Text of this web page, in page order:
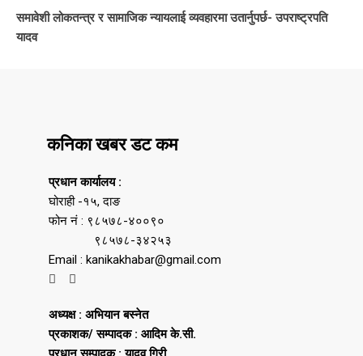
समावेशी लोकतन्त्र र सामाजिक न्यायलाई व्यवहारमा उतार्नुपर्छ- उपराष्ट्रपति
यादव
कनिका खबर डट कम
प्रधान कार्यालय :
घोराही -१५, दाङ
फोन नं : ९८५७८-४००९०
९८५७८-३४२५३
Email : kanikakhabar@gmail.com
अध्यक्ष : अभियान बस्नेत
प्रकाशक/ सम्पादक : आदिम के.सी.